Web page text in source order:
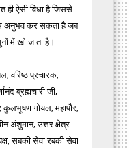
ही ऐसी विधा है जिससे
अनुभव कर सकता है जब
में खो जाता है।
वरिष्ठ प्रचारक,
ब्रह्मचारी जी,
कुलभूषण गोयल, महापौर,
अंशुमान, उत्तर क्षेत्र
सबकी सेवा रबकी सेवा